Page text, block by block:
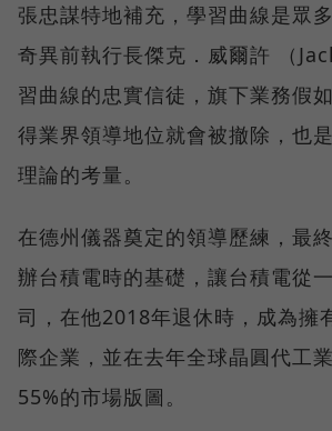
張忠謀特地補充，學習曲線是眾
奇異前執行長傑克．威爾許 （
習曲線的忠實信徒，旗下業務假
得業界領導地位就會被撤除，也
理論的考量。
在德州儀器奠定的領導歷練，最
辦台積電時的基礎，讓台積電從
司，在他2018年退休時，成為擁
際企業，並在去年全球晶圓代工
55%的市場版圖。